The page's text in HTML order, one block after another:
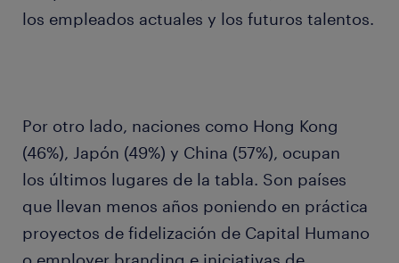
los empleados actuales y los futuros talentos.
Por otro lado, naciones como Hong Kong
(46%), Japón (49%) y China (57%), ocupan
los últimos lugares de la tabla. Son países
que llevan menos años poniendo en práctica
proyectos de fidelización de Capital Humano